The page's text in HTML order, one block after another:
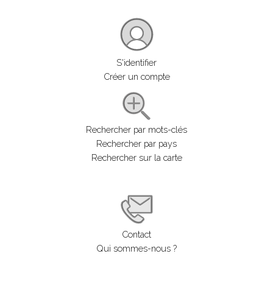
S'identifier
Créer un compte
Rechercher par mots-clés
Rechercher par pays
Rechercher sur la carte
Contact
Qui sommes-nous ?